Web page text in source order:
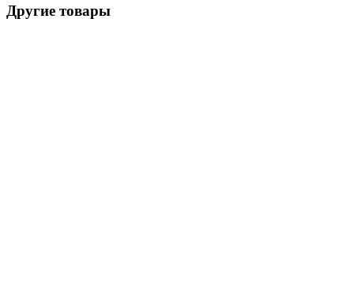
Другие товары